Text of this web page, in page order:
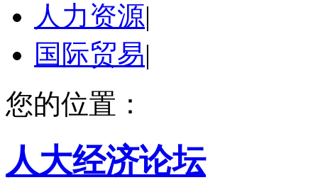
人力资源|
国际贸易|
您的位置：
人大经济论坛